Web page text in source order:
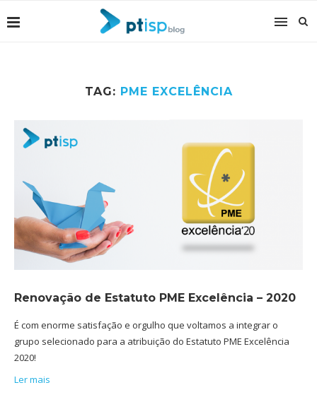
TAG: PME EXCELÊNCIA
Renovação de Estatuto PME Excelência – 2020
É com enorme satisfação e orgulho que voltamos a integrar o
grupo selecionado para a atribuição do Estatuto PME Excelência
2020!
Ler mais